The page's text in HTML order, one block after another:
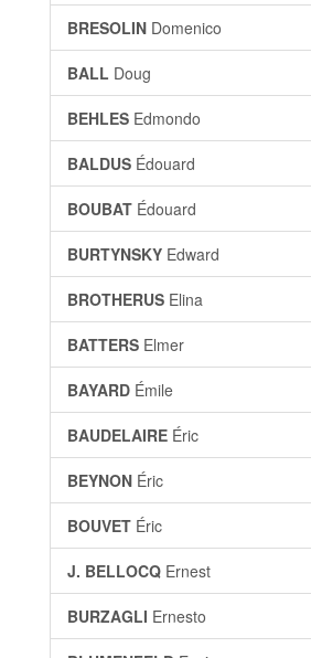
BRESOLIN Domenico
BALL Doug
BEHLES Edmondo
BALDUS Édouard
BOUBAT Édouard
BURTYNSKY Edward
BROTHERUS Elina
BATTERS Elmer
BAYARD Émile
BAUDELAIRE Éric
BEYNON Éric
BOUVET Éric
J. BELLOCQ Ernest
BURZAGLI Ernesto